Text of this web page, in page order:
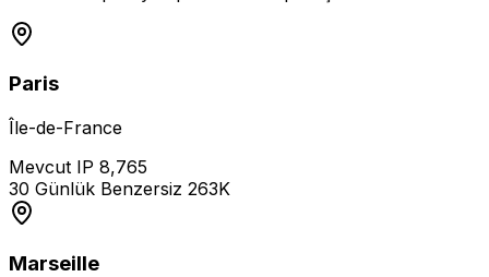
Paris
Île-de-France
Mevcut IP 8,765
30 Günlük Benzersiz 263K
Marseille